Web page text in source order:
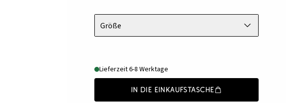
Größe
Lieferzeit 6-8 Werktage
In die Einkaufstasche